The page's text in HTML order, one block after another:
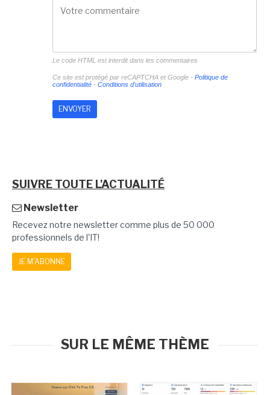
Le code HTML est interdit dans les commentaires
Ce site est protégé par reCAPTCHA et Google - Politique de
confidentialité- Conditions d'utilisation
SUIVRE TOUTE L'ACTUALITÉ
Newsletter
Recevez notre newsletter comme plus de 50 000
professionnels de l'IT!
JE M'ABONNE
SUR LE MÊME THÈME